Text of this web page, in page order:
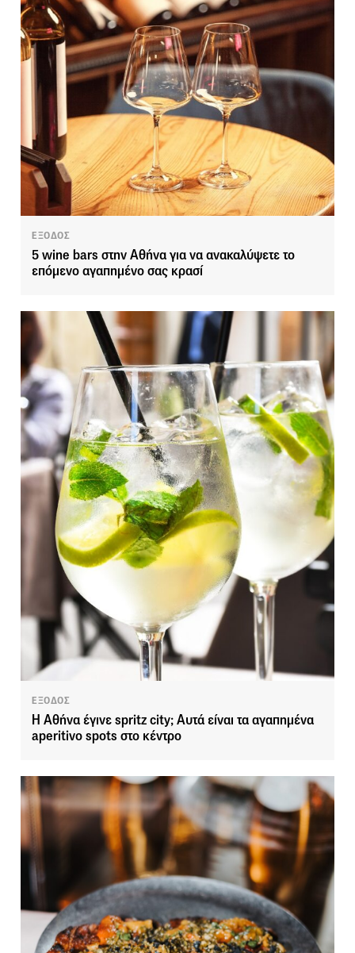
ΕΞΟΔΟΣ
5 wine bars στην Αθήνα για να ανακαλύψετε το
επόμενο αγαπημένο σας κρασί
ΕΞΟΔΟΣ
Η Αθήνα έγινε spritz city; Αυτά είναι τα αγαπημένα
aperitivo spots στο κέντρο